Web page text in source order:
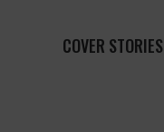
COVER STORIES